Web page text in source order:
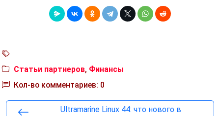
Статьи партнеров, Финансы
Кол-во комментариев: 0
Ultramarine Linux 44: что нового в